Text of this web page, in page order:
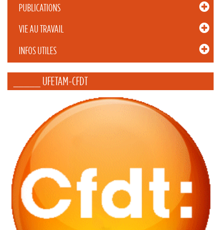
PUBLICATIONS
VIE AU TRAVAIL
INFOS UTILES
_____ UFETAM-CFDT